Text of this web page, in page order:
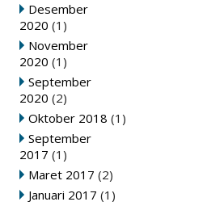
Desember
2020 (1)
November
2020 (1)
September
2020 (2)
Oktober 2018 (1)
September
2017 (1)
Maret 2017 (2)
Januari 2017 (1)